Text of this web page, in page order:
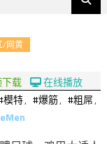
/网黄
载
在线播放
模特, #爆筋, #粗屌,